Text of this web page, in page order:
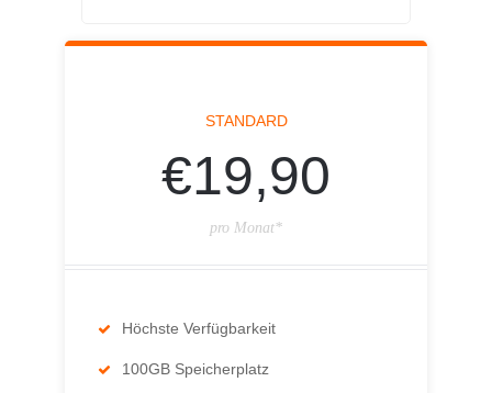
STANDARD
€19,90
pro Monat*
Höchste Verfügbarkeit
100GB Speicherplatz